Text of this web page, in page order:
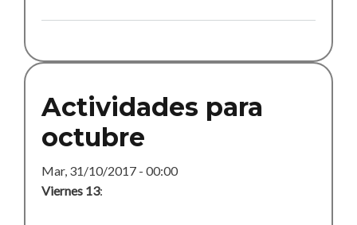
como
fábrica
Actividades para
octubre
Mar, 31/10/2017 - 00:00
Viernes 13: